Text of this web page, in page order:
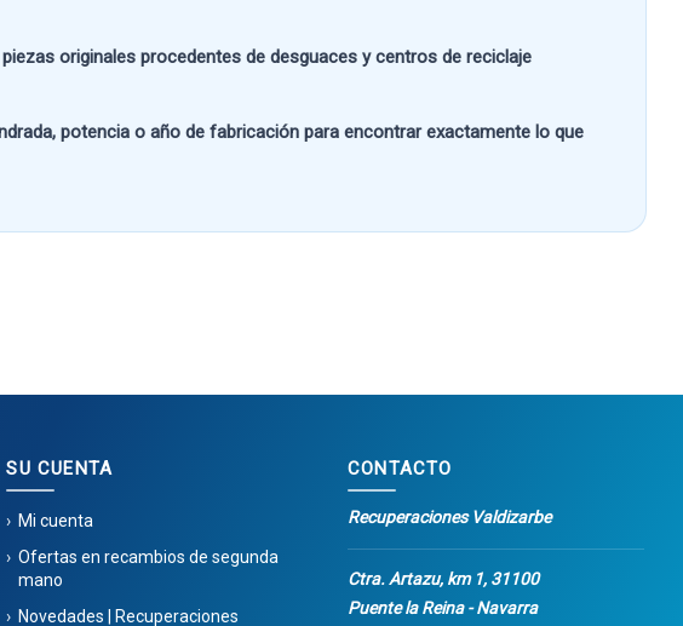
originales procedentes de desguaces y centros de reciclaje
potencia o año de fabricación para encontrar exactamente lo que
SU CUENTA
Mi cuenta
Ofertas en recambios de segunda
mano
Novedades | Recuperaciones
CONTACTO
Recuperaciones Valdizarbe
Ctra. Artazu, km 1, 31100
Puente la Reina - Navarra